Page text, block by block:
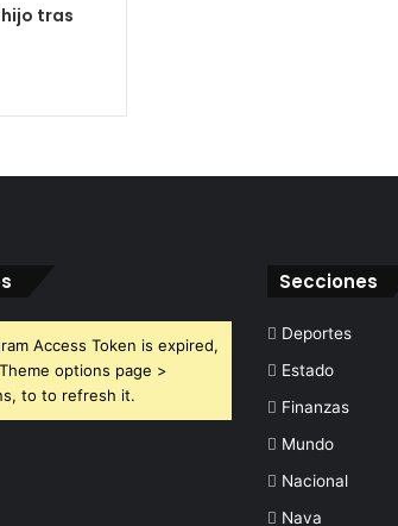
tras
Access Token is expired,
options page >
to to refresh it.
Secciones
Deportes
Estado
Finanzas
Mundo
Nacional
Nava